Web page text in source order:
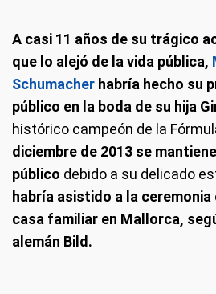
A casi 11 años de su trágico
que lo alejó de la vida pública,
Schumacher habría hecho su
público en la boda de su hija
histórico campeón de la
diciembre de 2013 se
público debido a su delicado
habría asistido a la ceremonia
casa familiar en Mallorca,
alemán Bild.